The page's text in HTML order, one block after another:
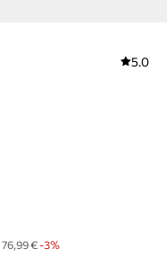
5.0
76,99 € -3%